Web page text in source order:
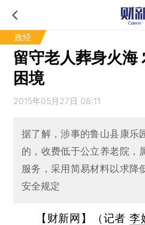
政经
留守老人葬身火海
困境
2015年05月27日 08:11
据了解，涉事的鲁山县康乐
的，收费低于公立养老院，
服务，采用简易材料以求降
安全规定
【财新网】（记者 李